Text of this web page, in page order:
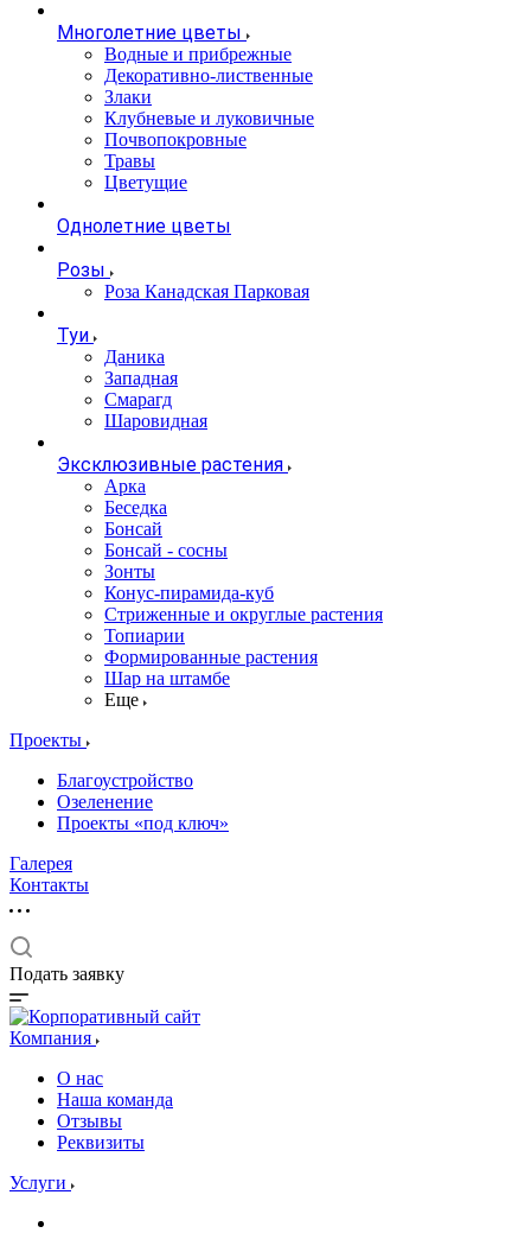
Многолетние цветы
Водные и прибрежные
Декоративно-лиственные
Злаки
Клубневые и луковичные
Почвопокровные
Травы
Цветущие
Однолетние цветы
Розы
Роза Канадская Парковая
Туи
Даника
Западная
Смарагд
Шаровидная
Эксклюзивные растения
Арка
Беседка
Бонсай
Бонсай - сосны
Зонты
Конус-пирамида-куб
Стриженные и округлые растения
Топиарии
Формированные растения
Шар на штамбе
Еще
Проекты
Благоустройство
Озеленение
Проекты «под ключ»
Галерея
Контакты
Подать заявку
Компания
О нас
Наша команда
Отзывы
Реквизиты
Услуги